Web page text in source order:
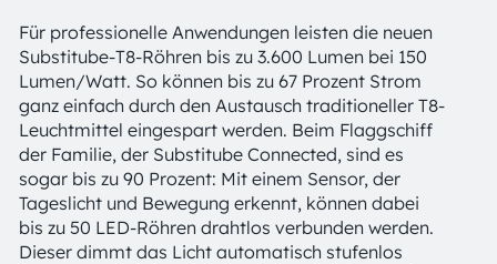
Für professionelle Anwendungen leisten die neuen
Substitube-T8-Röhren bis zu 3.600 Lumen bei 150
Lumen/Watt. So können bis zu 67 Prozent Strom
ganz einfach durch den Austausch traditioneller T8-
Leuchtmittel eingespart werden. Beim Flaggschiff
der Familie, der Substitube Connected, sind es
sogar bis zu 90 Prozent: Mit einem Sensor, der
Tageslicht und Bewegung erkennt, können dabei
bis zu 50 LED-Röhren drahtlos verbunden werden.
Dieser dimmt das Licht automatisch stufenlos